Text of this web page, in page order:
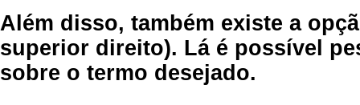
Além disso, também existe a
superior direito). Lá é possível
sobre o termo desejado.